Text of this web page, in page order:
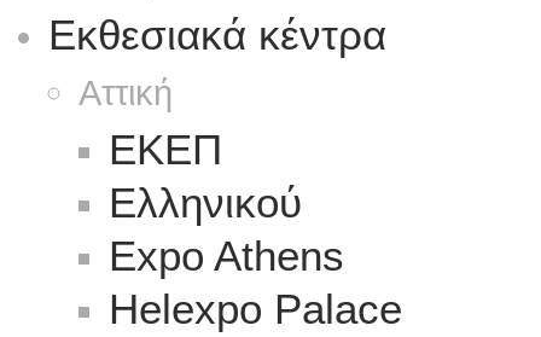
Εκθεσιακά κέντρα
Αττική
ΕΚΕΠ
Ελληνικού
Expo Athens
Helexpo Palace